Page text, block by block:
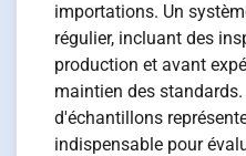
importations. Un
régulier, incluant des
production et avant
maintien des
d'échantillons
indispensable pour